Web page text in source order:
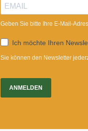
Geben Sie bitte Ihre E-Mail-
Ich möchte Ihren
Sie können den Newsletter
ANMELDEN